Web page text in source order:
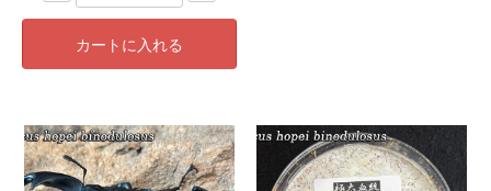
カートに入れる